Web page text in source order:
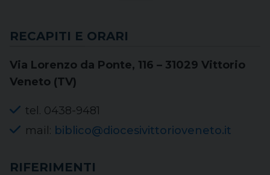
RECAPITI E ORARI
Via Lorenzo da Ponte, 116 – 31029 Vittorio
Veneto (TV)
tel. 0438-9481
mail: biblico@diocesivittorioveneto.it
RIFERIMENTI